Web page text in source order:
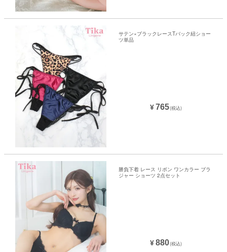
サテン×ブラックレースTバック紐ショー
ツ単品
¥765(税込)
勝負下着 レース リボン ワンカラー ブラ
ジャー ショーツ 2点セット
¥880(税込)